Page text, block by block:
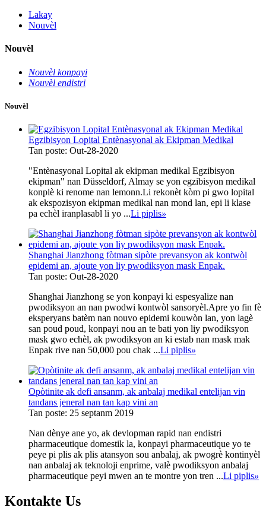
Lakay
Nouvèl
Nouvèl
Nouvèl konpayi
Nouvèl endistri
Nouvèl
Egzibisyon Lopital Entènasyonal ak Ekipman Medikal
Tan poste: Out-28-2020
"Entènasyonal Lopital ak ekipman medikal Egzibisyon
ekipman" nan Düsseldorf, Almay se yon egzibisyon medikal
konplè ki renome nan lemonn.Li rekonèt kòm pi gwo lopital
ak ekspozisyon ekipman medikal nan mond lan, epi li klase
pa echèl iranplasabl li yo ...Li piplis»
Shanghai Jianzhong fòtman sipòte prevansyon ak kontwòl
epidemi an, ajoute yon liy pwodiksyon mask Enpak.
Tan poste: Out-28-2020
Shanghai Jianzhong se yon konpayi ki espesyalize nan
pwodiksyon an nan pwodwi kontwòl sansoryèl.Apre yo fin fè
eksperyans batèm nan nouvo epidemi kouwòn lan, yon lagè
san poud poud, konpayi nou an te bati yon liy pwodiksyon
mask gwo echèl, ak pwodiksyon an ki estab nan mask mak
Enpak rive nan 50,000 pou chak ...Li piplis»
Opòtinite ak defi ansanm, ak anbalaj medikal entelijan vin
tandans jeneral nan tan kap vini an
Tan poste: 25 septanm 2019
Nan dènye ane yo, ak devlopman rapid nan endistri
pharmaceutique domestik la, konpayi pharmaceutique yo te
peye pi plis ak plis atansyon sou anbalaj, ak pwogrè kontinyèl
nan anbalaj ak teknoloji enprime, valè pwodiksyon anbalaj
pharmaceutique peyi mwen an te montre yon tren ...Li piplis»
Kontakte Us